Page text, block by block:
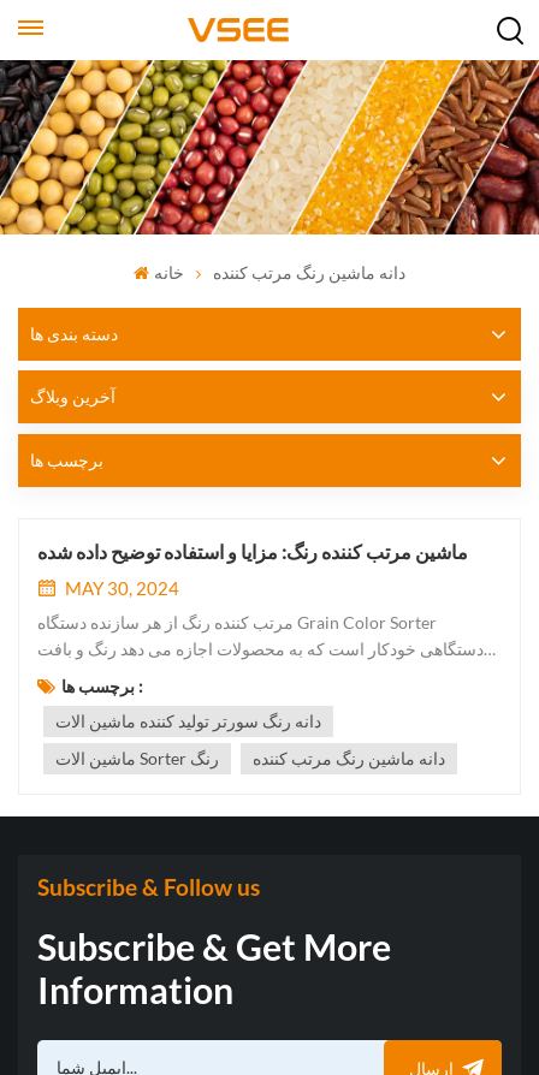
خانه دانه ماشین رنگ مرتب کننده
دسته بندی ها
آخرین وبلاگ
برچسب ها
ماشین مرتب کننده رنگ: مزایا و استفاده توضیح داده شده
MAY 30, 2024
مرتب کننده رنگ از هر سازنده دستگاه Grain Color Sorter
دستگاهی خودکار است که به محصولات اجازه می دهد رنگ و بافت
یکنواخت مناسب را بدست آورند و در نتیجه کیفیت را منتقل کنند. با
بازرسی خط دانه توسط یک دوربین بسیار سریع عمل می کند و با
برچسب ها :
دانه رنگ سورتر تولید کننده ماشین الات
ماشین الات Sorter رنگ
دانه ماشین رنگ مرتب کننده
Subscribe & Follow us
Subscribe & Get More
Information
ارسال